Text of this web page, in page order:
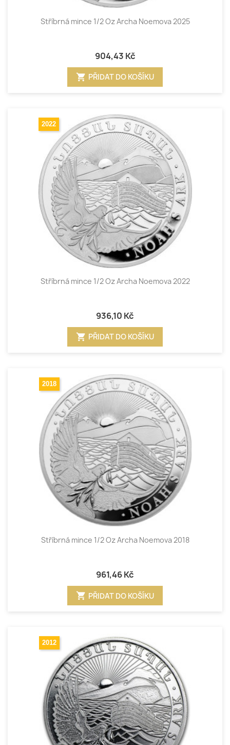
Stříbrná mince 1/2 Oz Archa Noemova 2025
904,43 Kč
shopping_cart PŘIDAT DO KOŠÍKU
2022
Stříbrná mince 1/2 Oz Archa Noemova 2022
936,10 Kč
shopping_cart PŘIDAT DO KOŠÍKU
2018
Stříbrná mince 1/2 Oz Archa Noemova 2018
961,46 Kč
shopping_cart PŘIDAT DO KOŠÍKU
2012